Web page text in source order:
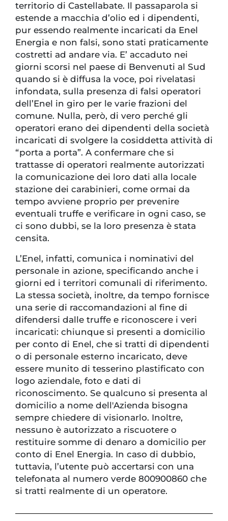
territorio di Castellabate. Il passaparola si
estende a macchia d’olio ed i dipendenti,
pur essendo realmente incaricati da Enel
Energia e non falsi, sono stati praticamente
costretti ad andare via. E’ accaduto nei
giorni scorsi nel paese di Benvenuti al Sud
quando si è diffusa la voce, poi rivelatasi
infondata, sulla presenza di falsi operatori
dell’Enel in giro per le varie frazioni del
comune. Nulla, però, di vero perché gli
operatori erano dei dipendenti della società
incaricati di svolgere la cosiddetta attività di
“porta a porta”. A confermare che si
trattasse di operatori realmente autorizzati
la comunicazione dei loro dati alla locale
stazione dei carabinieri, come ormai da
tempo avviene proprio per prevenire
eventuali truffe e verificare in ogni caso, se
ci sono dubbi, se la loro presenza è stata
censita.
L’Enel, infatti, comunica i nominativi del
personale in azione, specificando anche i
giorni ed i territori comunali di riferimento.
La stessa società, inoltre, da tempo fornisce
una serie di raccomandazioni al fine di
difendersi dalle truffe e riconoscere i veri
incaricati: chiunque si presenti a domicilio
per conto di Enel, che si tratti di dipendenti
o di personale esterno incaricato, deve
essere munito di tesserino plastificato con
logo aziendale, foto e dati di
riconoscimento. Se qualcuno si presenta al
domicilio a nome dell'Azienda bisogna
sempre chiedere di visionarlo. Inoltre,
nessuno è autorizzato a riscuotere o
restituire somme di denaro a domicilio per
conto di Enel Energia. In caso di dubbio,
tuttavia, l’utente può accertarsi con una
telefonata al numero verde 800900860 che
si tratti realmente di un operatore.